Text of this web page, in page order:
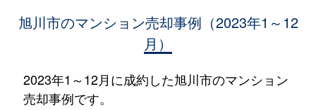
旭川市のマンション売却事例（2023年1～12
月）
2023年1～12月に成約した旭川市のマンション
売却事例です。